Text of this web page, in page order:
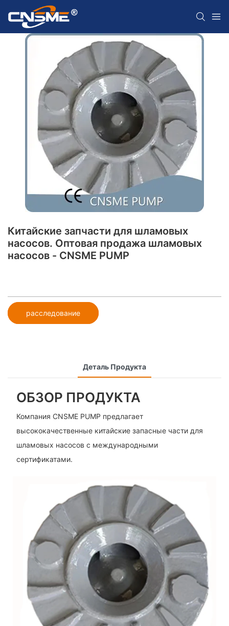
Китайские запчасти для шламовых
насосов. Оптовая продажа шламовых
насосов - CNSME PUMP
расследование
Деталь Продукта
ОБЗОР ПРОДУКТА
Компания CNSME PUMP предлагает
высококачественные китайские запасные части для
шламовых насосов с международными
сертификатами.